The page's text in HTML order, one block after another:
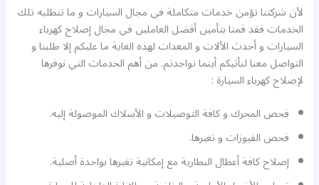
لأن شركتنا تؤمن خدمات متكاملة في مجال السيارات و ما تتطلبه تلك
الخدمات فقد قمنا بتأمين أفضل العاملين في مجال إصلاح كهرباء
السيارات و أحدث الألات و المعدات لهذه الغاية ما عليكم إلا طلبنا و
التواصل معنا لنأتيكم أينما تواجدتم. من أهم الخدمات التي نوفرها
ﻹصلاح كهرباء السيارة :
فحص المحرك و كافة التوصيلات و الأسلاك الموصولة إليه.
فحص الفيوزات و تغيرها.
إصلاح كافة أعطال البطارية مع إمكانية تغيرها بواحدة أصلية.